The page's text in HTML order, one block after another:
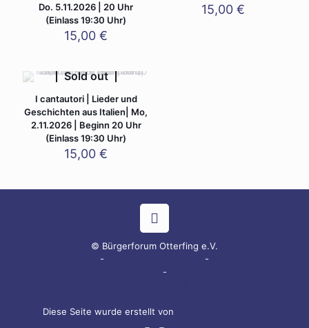
Do. 5.11.2026 | 20 Uhr
(Einlass 19:30 Uhr)
15,00€
15,00 €
Sold out
I cantautori | Lieder und
Geschichten aus Italien| Mo,
2.11.2026 | Beginn 20 Uhr
(Einlass 19:30 Uhr)
15,00€
© Bürgerforum Otterfing e.V.
- -
-
Diese Seite wurde erstellt von